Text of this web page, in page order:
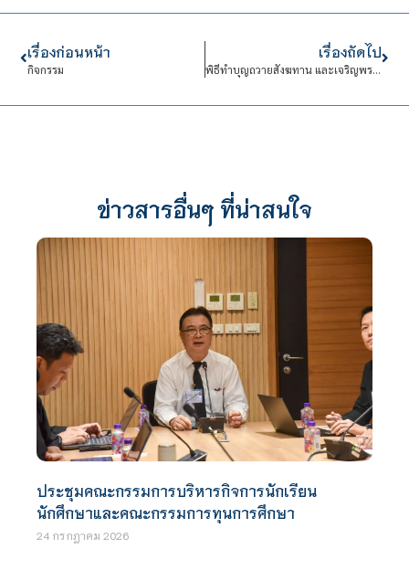
เรื่องก่อนหน้า
กิจกรรม
เรื่องถัดไป
พิธีทำบุญถวายสังฆทาน และเจริญพระพุทธมนต์ และพิธีรดน้ำดำหัวฯ
ข่าวสารอื่นๆ ที่น่าสนใจ
ประชุมคณะกรรมการบริหารกิจการนักเรียน
นักศึกษาและคณะกรรมการทุนการศึกษา
24 กรกฎาคม 2026